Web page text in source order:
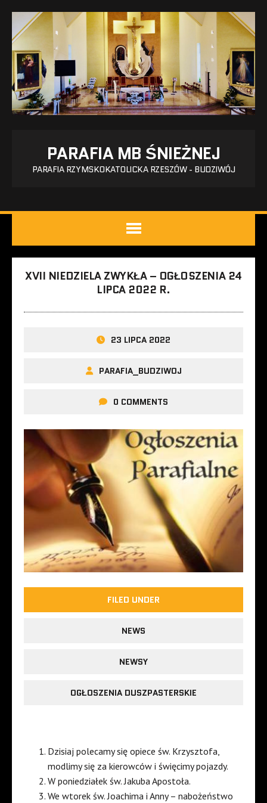
PARAFIA MB ŚNIEŻNEJ
PARAFIA RZYMSKOKATOLICKA RZESZÓW - BUDZIWÓJ
XVII NIEDZIELA ZWYKŁA – OGŁOSZENIA 24
LIPCA 2022 R.
23 LIPCA 2022
PARAFIA_BUDZIWOJ
0 COMMENTS
FILED UNDER
NEWS
NEWSY
OGŁOSZENIA DUSZPASTERSKIE
Dzisiaj polecamy się opiece św. Krzysztofa,
modlimy się za kierowców i święcimy pojazdy.
W poniedziałek św. Jakuba Apostoła.
We wtorek św. Joachima i Anny – nabożeństwo